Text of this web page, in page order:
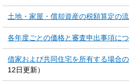
土地・家屋・償却資産の税額算定の
各年度ごとの価格と審査申出事項に
借家および共同住宅を所有する場合
12日更新）